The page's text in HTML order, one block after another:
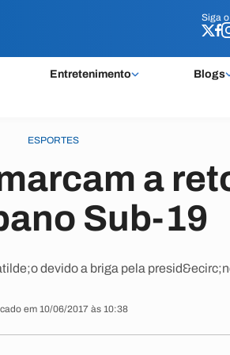
Siga o
Entretenimento Blogs
Siga o
ESPORTES
a
Sub-19
devido a briga pela
em 10/06/2017 às 10:38